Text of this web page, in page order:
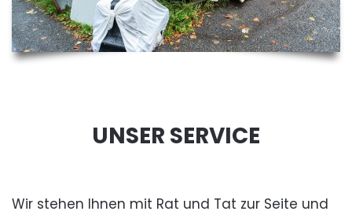
UNSER SERVICE
Wir stehen Ihnen mit Rat und Tat zur Seite und